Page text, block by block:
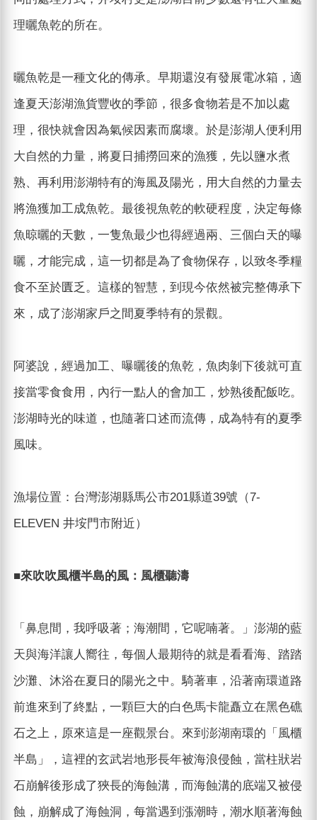
理曬魚乾的所在。
曬魚乾是一種文化的傳承。早期還沒有發展電冰箱，適
逢夏天澎湖漁貨豐收的季節，很多食物若是不加以處
理，很快就會因為氣候因素而腐壞。於是澎湖人便利用
大自然的力量，將夏日捕撈回來的漁獲，先以鹽水煮
熟、再利用澎湖特有的海風及陽光，用大自然的力量去
將漁獲加工成魚乾。最後視魚乾的軟硬程度，決定每條
魚晾曬的天數，一隻魚最少也得經過兩、三個白天的曝
曬，才能完成，這一切都是為了食物保存，以致冬季糧
食不至於匱乏。這樣的智慧，到現今依然被完整傳承下
來，成了澎湖家戶之間夏季特有的景觀。
阿婆說，經過加工、曝曬後的魚乾，魚肉剝下後就可直
接當零食食用，內行一點人的會加工，炒熟後配飯吃。
澎湖時光的味道，也隨著口述而流傳，成為特有的夏季
風味。
漁場位置：台灣澎湖縣馬公市201縣道39號（7-
ELEVEN 井垵門市附近）
■來吹吹風櫃半島的風：風櫃聽濤
「鼻息間，我呼吸著；海潮間，它呢喃著。」澎湖的藍
天與海洋讓人嚮往，每個人最期待的就是看看海、踏踏
沙灘、沐浴在夏日的陽光之中。騎著車，沿著南環道路
前進來到了終點，一顆巨大的白色馬卡龍矗立在黑色礁
石之上，原來這是一座觀景台。來到澎湖南環的「風櫃
半島」，這裡的玄武岩地形長年被海浪侵蝕，當柱狀岩
石崩解後形成了狹長的海蝕溝，而海蝕溝的底端又被侵
蝕，崩解成了海蝕洞，每當遇到漲潮時，潮水順著海蝕